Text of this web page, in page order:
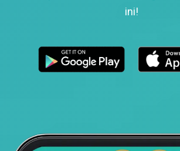
ini!